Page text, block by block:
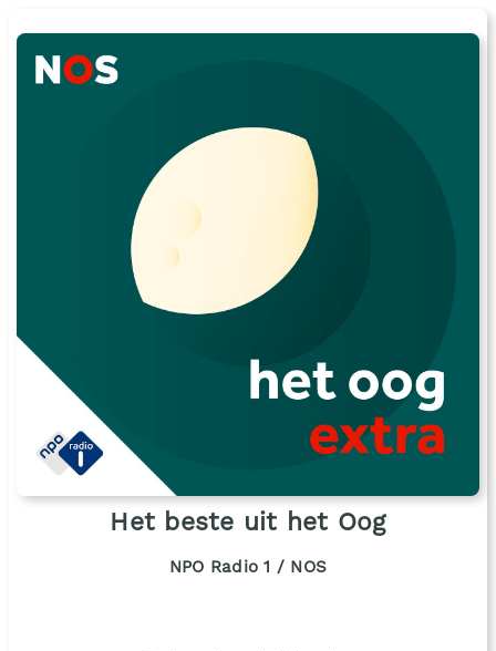
Het beste uit het Oog
NPO Radio 1 / NOS